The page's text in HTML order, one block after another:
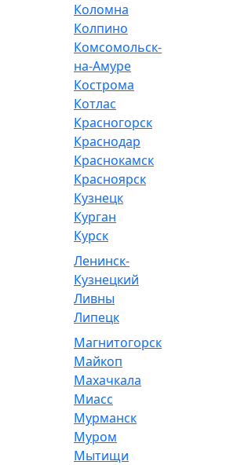
Коломна
Колпино
Комсомольск-
на-Амуре
Кострома
Котлас
Красногорск
Краснодар
Краснокамск
Красноярск
Кузнецк
Курган
Курск
Ленинск-
Кузнецкий
Ливны
Липецк
Магнитогорск
Майкоп
Махачкала
Миасс
Мурманск
Муром
Мытищи